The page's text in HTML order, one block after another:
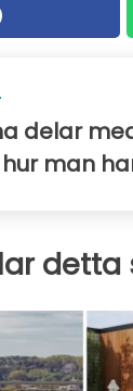
delar
hur man
detta